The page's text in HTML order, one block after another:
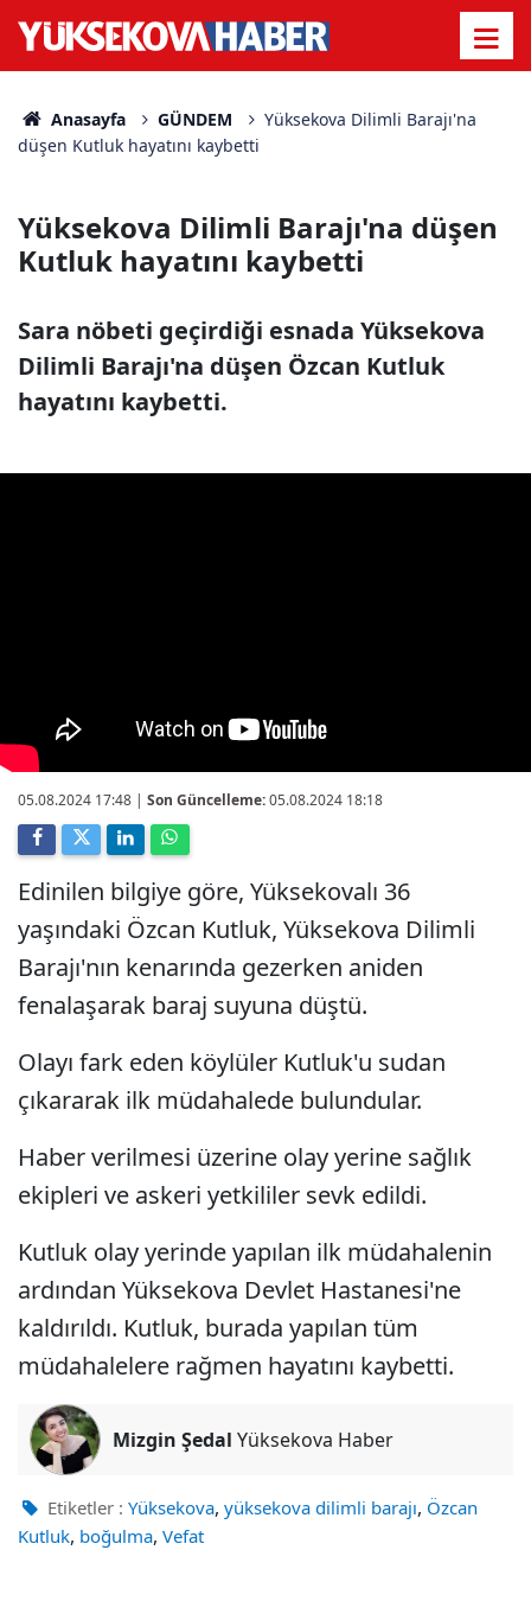
Anasayfa GÜNDEM
Yüksekova Dilimli Barajı'na
düşen Kutluk hayatını kaybetti
Yüksekova Dilimli Barajı'na düşen
Kutluk hayatını kaybetti
Sara nöbeti geçirdiği esnada Yüksekova
Dilimli Barajı'na düşen Özcan Kutluk
hayatını kaybetti.
05.08.2024 17:48 | Son Güncelleme:05.08.2024 18:18
Edinilen bilgiye göre, Yüksekovalı 36
yaşındaki Özcan Kutluk, Yüksekova Dilimli
Barajı'nın kenarında gezerken aniden
fenalaşarak baraj suyuna düştü.
Olayı fark eden köylüler Kutluk'u sudan
çıkararak ilk müdahalede bulundular.
Haber verilmesi üzerine olay yerine sağlık
ekipleri ve askeri yetkililer sevk edildi.
Kutluk olay yerinde yapılan ilk müdahalenin
ardından Yüksekova Devlet Hastanesi'ne
kaldırıldı. Kutluk, burada yapılan tüm
müdahalelere rağmen hayatını kaybetti.
Mizgin Şedal Yüksekova Haber
Etiketler : Yüksekova, yüksekova dilimli barajı, Özcan
Kutluk, boğulma, Vefat